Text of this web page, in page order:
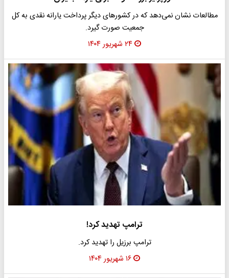
مطالعات نشان نمی‌دهد که در کشورهای دیگر پرداخت یارانه نقدی به کل
جمعیت صورت گیرد.
۲۴ شهریور ۱۴۰۴
ترامپ تهدید کرد!
ترامپ برزیل را تهدید کرد.
۱۶ شهریور ۱۴۰۴